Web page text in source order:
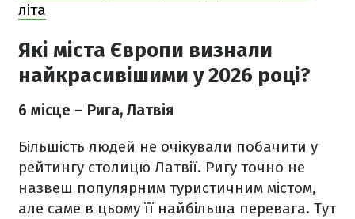
літа
Які міста Європи визнали
найкрасивішими у 2026 році?
6 місце – Рига, Латвія
Більшість людей не очікували побачити у
рейтингу столицю Латвії. Ригу точно не
назвеш популярним туристичним містом,
але саме в цьому її найбільша перевага. Тут